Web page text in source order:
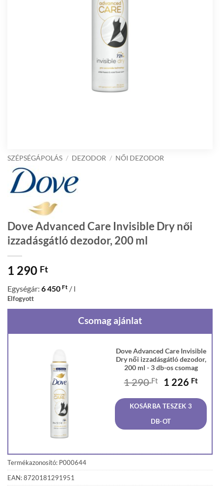
SZÉPSÉGÁPOLÁS / DEZODOR / NŐI DEZODOR
Dove Advanced Care Invisible Dry női
izzadásgátló dezodor, 200 ml
1 290 Ft
Egységár: 6 450 Ft / l
Elfogyott
Csomag ajánlat
Dove Advanced Care Invisible
Dry női izzadásgátló dezodor,
200 ml - 3 db-os csomag
1 290Ft
Original
was:
1
290 Ft.
1 226 Ft
is:
226
KOSÁRBA TESZEK 3
DB-OT
Termékazonosító: P000644
EAN: 8720181291951